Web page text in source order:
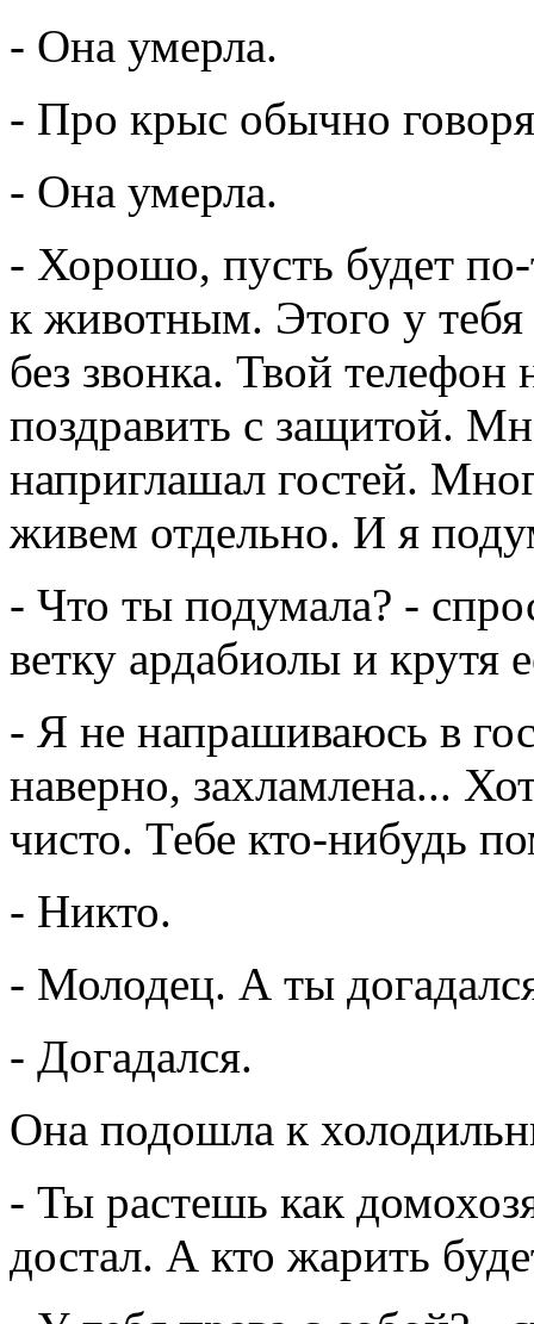
- Она умерла.
- Про крыс обычно
- Она умерла.
- Хорошо, пусть будет
к животным. Этого у
без звонка. Твой телефон
поздравить с защитой.
наприглашал гостей.
живем отдельно. И я
- Что ты подумала? -
ветку ардабиолы и крутя
- Я не напрашиваюсь в
наверно, захламлена...
чисто. Тебе кто-нибудь
- Никто.
- Молодец. А ты
- Догадался.
Она подошла к
- Ты растешь как
достал. А кто жарить